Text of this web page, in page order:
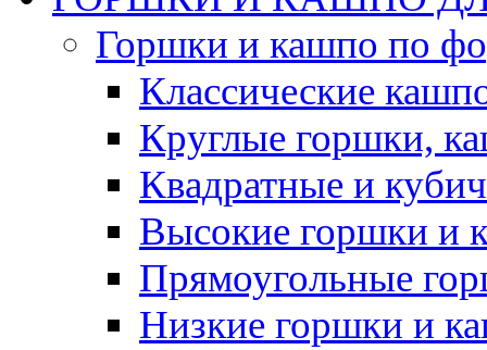
Горшки и кашпо по
Классические
Круглые горшки,
Квадратные и
Высокие горшки и
Прямоугольные
Низкие горшки и